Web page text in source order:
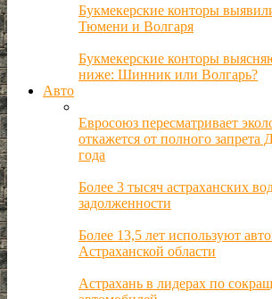
Букмекерские конторы
Тюмени и Волгаря
Букмекерские конторы
ниже: Шинник или Волгарь?
Авто
Евросоюз пересматривает
откажется от полного
года
Более 3 тысяч астраханских
задолженности
Более 13,5 лет используют
Астраханской области
Астрахань в лидерах по